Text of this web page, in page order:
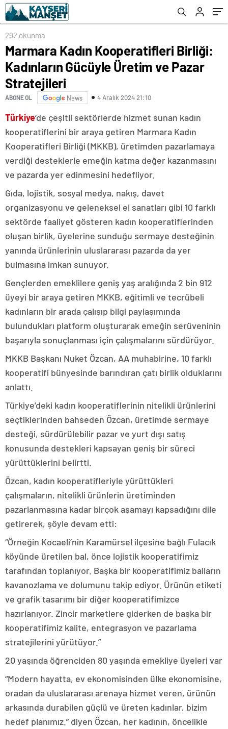
Stratejileri
292 okunma
Marmara Kadın Kooperatifleri Birliği:
Kadınların Gücüyle Üretim ve Pazar
Stratejileri
ABONE OL News 4 Aralık 2024 21:10
Türkiye‘de çeşitli sektörlerde hizmet sunan kadın
kooperatiflerini bir araya getiren Marmara Kadın
Kooperatifleri Birliği (MKKB), üretimden pazarlamaya
verdiği desteklerle emeğin katma değer kazanmasını
ve pazarda yer edinmesini hedefliyor.
Gıda, lojistik, sosyal medya, nakış, davet
organizasyonu ve geleneksel el sanatları gibi 10 farklı
sektörde faaliyet gösteren kadın kooperatiflerinden
oluşan birlik, üyelerine sunduğu sermaye desteğinin
yanında ürünlerinin uluslararası pazarda da yer
bulmasına imkan sunuyor.
Gençlerden emeklilere geniş yaş aralığında 2 bin 912
üyeyi bir araya getiren MKKB, eğitimli ve tecrübeli
kadınların bir arada çalışıp bilgi paylaşımında
bulundukları platform oluşturarak emeğin serüveninin
başarıyla sonuçlanması için çalışmalarını sürdürüyor.
MKKB Başkanı Nuket Özcan, AA muhabirine, 10 farklı
kooperatifi bünyesinde barındıran çatı birlik olduklarını
anlattı.
Türkiye’deki kadın kooperatiflerinin nitelikli ürünlerini
seçtiklerinden bahseden Özcan, üretimde sermaye
desteği, sürdürülebilir pazar ve yurt dışı satış
konusunda destekleri kapsayan geniş bir süreci
yürüttüklerini belirtti.
Özcan, kadın kooperatifleriyle yürüttükleri
çalışmaların, nitelikli ürünlerin üretiminden
pazarlanmasına kadar birçok aşamayı kapsadığını dile
getirerek, şöyle devam etti:
“Örneğin Kocaeli’nin Karamürsel ilçesine bağlı Fulacık
köyünde üretilen bal, önce lojistik kooperatifimiz
tarafından toplanıyor. Başka bir kooperatifimiz balların
kavanozlama ve dolumunu takip ediyor. Ürünün etiketi
ve grafik tasarımı bir diğer kooperatifimizce
hazırlanıyor. Zincir marketlere giderken de başka bir
kooperatifimiz kalite, entegrasyon ve pazarlama
stratejilerini yürütüyor.”
20 yaşında öğrenciden 80 yaşında emekliye üyeleri var
“Modern hayatta, ev ekonomisinden ülke ekonomisine,
oradan da uluslararası arenaya hizmet veren, ürünün
arkasında durabilen güçlü ve üreten kadınlar, bizim
hedef planımız.” diyen Özcan, her kadının, öncelikle